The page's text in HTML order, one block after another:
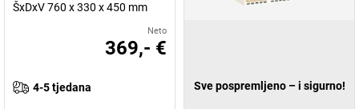
ŠxDxV 760 x 330 x 450 mm
Neto
369,- €
4-5 tjedana Sve pospremljeno – i sigurno!